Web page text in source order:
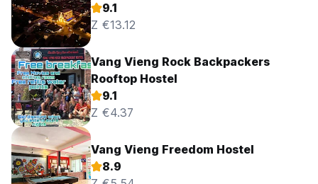
9.1
Z €13.12
Vang Vieng Rock Backpackers
Rooftop Hostel
9.1
Z €4.37
Vang Vieng Freedom Hostel
8.9